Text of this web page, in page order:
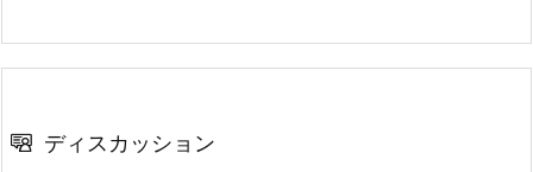
ディスカッション